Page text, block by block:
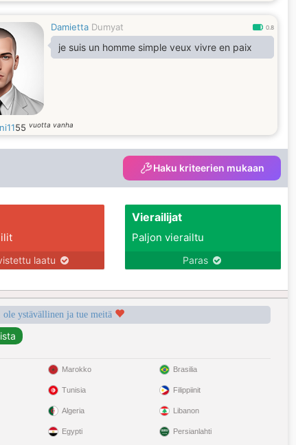
Damietta Dumyat 0.8
je suis un homme simple veux vivre en paix
55 vuotta vanha
Haku kriteerien mukaan
laatu
Vierailijat
Paljon vierailtu
Paras
ole ystävällinen ja tue meitä
Marokko
Tunisia
Algeria
Egypti
Brasilia
Filippiinit
Libanon
Persianlahti